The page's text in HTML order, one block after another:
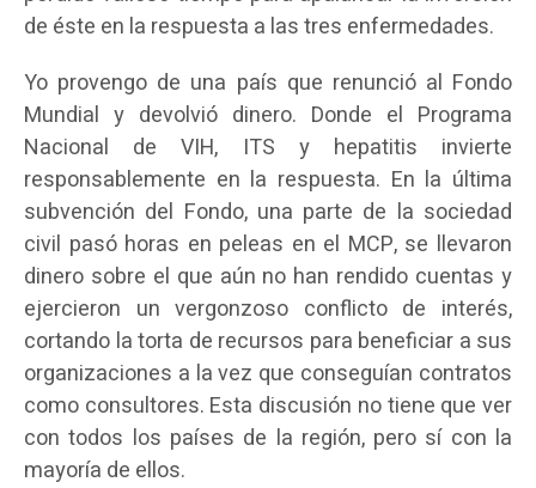
de éste en la respuesta a las tres enfermedades.
Yo provengo de una país que renunció al Fondo
Mundial y devolvió dinero. Donde el Programa
Nacional de VIH, ITS y hepatitis invierte
responsablemente en la respuesta. En la última
subvención del Fondo, una parte de la sociedad
civil pasó horas en peleas en el MCP, se llevaron
dinero sobre el que aún no han rendido cuentas y
ejercieron un vergonzoso conflicto de interés,
cortando la torta de recursos para beneficiar a sus
organizaciones a la vez que conseguían contratos
como consultores. Esta discusión no tiene que ver
con todos los países de la región, pero sí con la
mayoría de ellos.